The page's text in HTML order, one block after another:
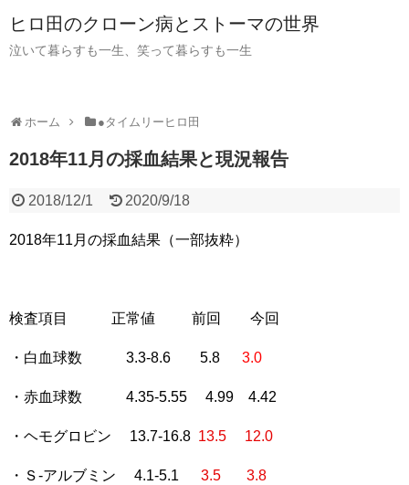
ヒロ田のクローン病とストーマの世界
泣いて暮らすも一生、笑って暮らすも一生
ホーム ●タイムリーヒロ田
2018年11月の採血結果と現況報告
2018/12/1 2020/9/18
2018年11月の採血結果（一部抜粋）
検査項目 正常値 前回 今回
・白血球数 3.3-8.6 5.8 3.0
・赤血球数 4.35-5.55 4.99 4.42
・ヘモグロビン 13.7-16.8 13.5 12.0
・Ｓ-アルブミン 4.1-5.1 3.5 3.8